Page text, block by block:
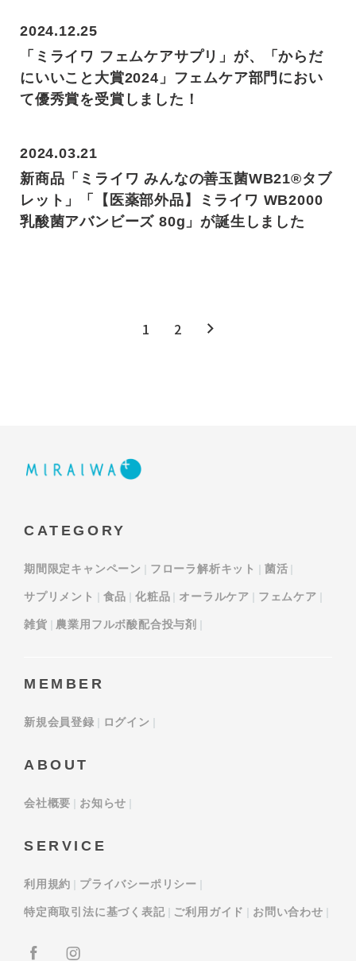
2024.12.25
「ミライワ フェムケアサプリ」が、「からだ
にいいこと大賞2024」フェムケア部門におい
て優秀賞を受賞しました！
2024.03.21
新商品「ミライワ みんなの善玉菌WB21®タブ
レット」「【医薬部外品】ミライワ WB2000
乳酸菌アバンビーズ 80g」が誕生しました
1 2
CATEGORY
期間限定キャンペーン フローラ解析キット 菌活
サプリメント 食品 化粧品 オーラルケア フェムケア
雑貨 農業用フルボ酸配合投与剤
MEMBER
新規会員登録 ログイン
ABOUT
会社概要 お知らせ
SERVICE
利用規約 プライバシーポリシー
特定商取引法に基づく表記 ご利用ガイド お問い合わせ